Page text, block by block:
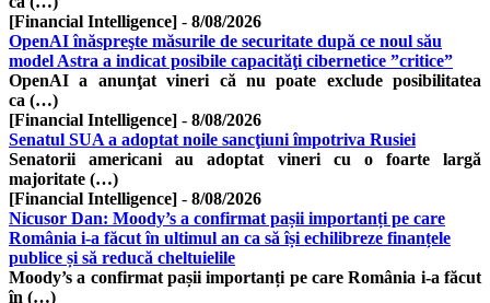
[Financial Intelligence] - 8/08/2026
OpenAI înăspreşte măsurile de securitate după ce noul său
model Astra a indicat posibile capacităţi cibernetice ”critice”
OpenAI a anunţat vineri că nu poate exclude posibilitatea
ca (…)
[Financial Intelligence] - 8/08/2026
Senatul SUA a adoptat noile sancţiuni împotriva Rusiei
Senatorii americani au adoptat vineri cu o foarte largă
majoritate (…)
[Financial Intelligence] - 8/08/2026
Nicusor Dan: Moody’s a confirmat pașii importanți pe care
România i-a făcut în ultimul an ca să își echilibreze finanțele
publice și să reducă cheltuielile
Moody’s a confirmat pașii importanți pe care România i-a făcut
în (…)